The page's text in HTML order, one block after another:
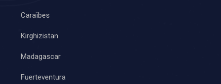
Caraïbes
Kirghizistan
Madagascar
Fuerteventura